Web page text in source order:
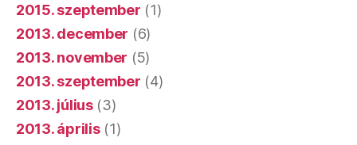
2015. szeptember (1)
2013. december (6)
2013. november (5)
2013. szeptember (4)
2013. július(3)
2013. április(1)